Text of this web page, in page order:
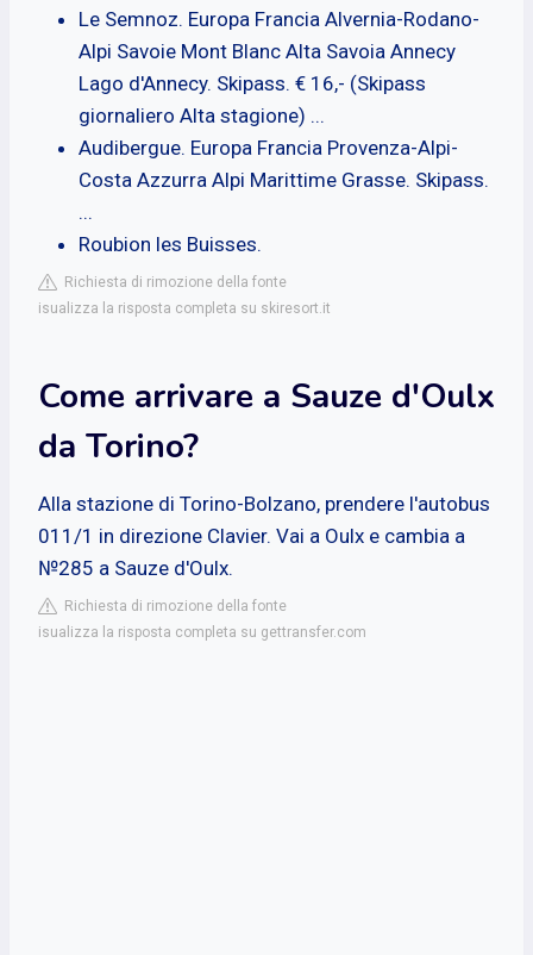
Le Semnoz. Europa Francia Alvernia-Rodano-
Alpi Savoie Mont Blanc Alta Savoia Annecy
Lago d'Annecy. Skipass. € 16,- (Skipass
giornaliero Alta stagione) ...
Audibergue. Europa Francia Provenza-Alpi-
Costa Azzurra Alpi Marittime Grasse. Skipass.
...
Roubion les Buisses.
Richiesta di rimozione della fonte
isualizza la risposta completa su skiresort.it
Come arrivare a Sauze d'Oulx
da Torino?
Alla stazione di Torino-Bolzano, prendere l'autobus
011/1 in direzione Clavier. Vai a Oulx e cambia a
№285 a Sauze d'Oulx.
Richiesta di rimozione della fonte
isualizza la risposta completa su gettransfer.com